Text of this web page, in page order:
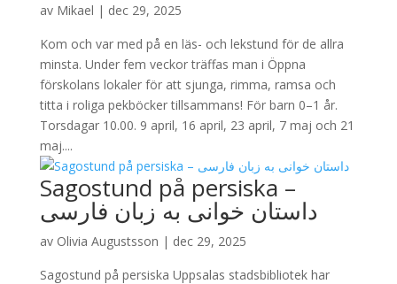
av Mikael | dec 29, 2025
Kom och var med på en läs- och lekstund för de allra
minsta. Under fem veckor träffas man i Öppna
förskolans lokaler för att sjunga, rimma, ramsa och
titta i roliga pekböcker tillsammans! För barn 0–1 år.
Torsdagar 10.00. 9 april, 16 april, 23 april, 7 maj och 21
maj....
Sagostund på persiska –
داستان خوانی به زبان فارسی
av Olivia Augustsson | dec 29, 2025
Sagostund på persiska Uppsalas stadsbibliotek har